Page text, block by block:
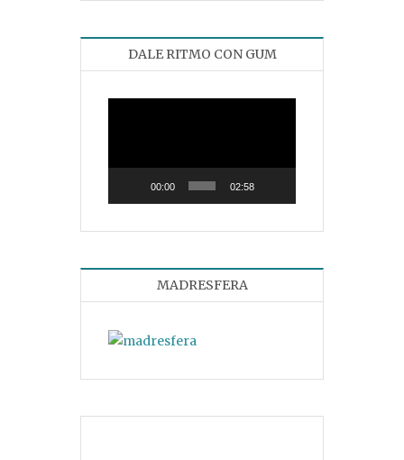
DALE RITMO CON GUM
00:00 02:58
MADRESFERA